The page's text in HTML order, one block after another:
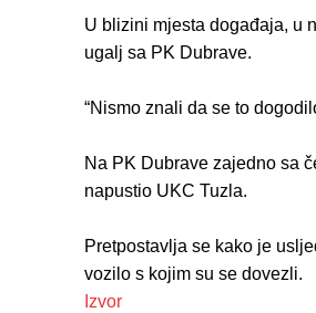
U blizini mjesta događaja, u
ugalj sa PK Dubrave.
“Nismo znali da se to
Na PK Dubrave zajedno sa
napustio UKC Tuzla.
Pretpostavlja se kako je
vozilo s kojim su se dovezli.
Izvor